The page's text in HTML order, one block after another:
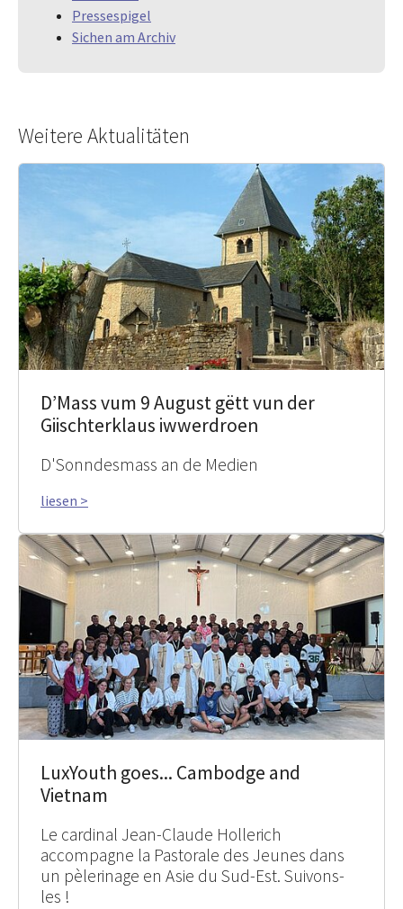
Pressespigel
Sichen am Archiv
Weitere Aktualitäten
D’Mass vum 9 August gëtt vun der
Giischterklaus iwwerdroen
D'Sonndesmass an de Medien
liesen >
LuxYouth goes... Cambodge and
Vietnam
Le cardinal Jean-Claude Hollerich
accompagne la Pastorale des Jeunes dans
un pèlerinage en Asie du Sud-Est. Suivons-
les !